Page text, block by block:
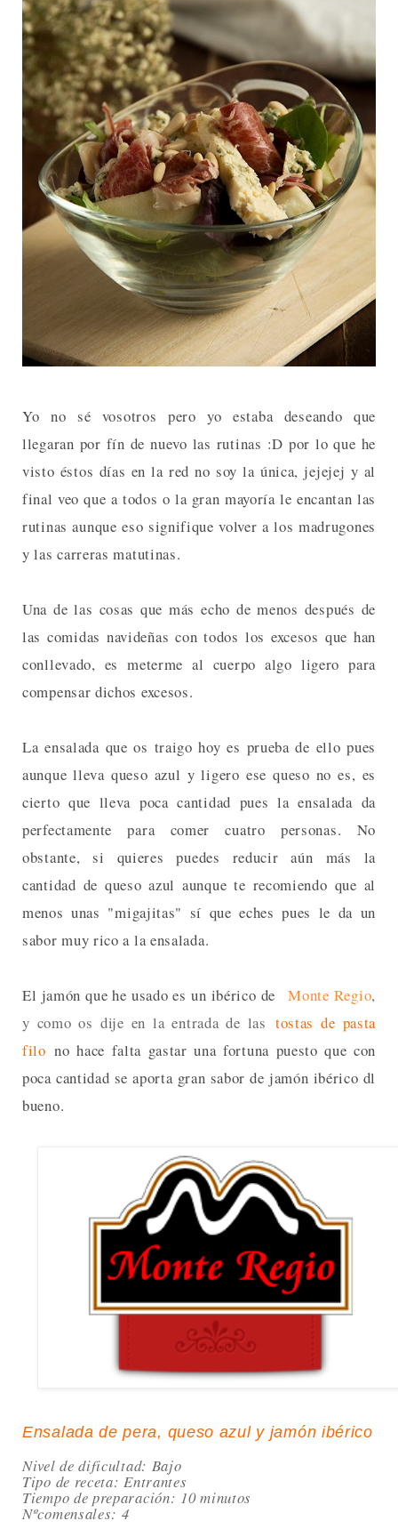
Yo no sé vosotros pero yo estaba deseando que
llegaran por fín de nuevo las rutinas :D por lo que he
visto éstos días en la red no soy la única, jejejej y al
final veo que a todos o la gran mayoría le encantan las
rutinas aunque eso signifique volver a los madrugones
y las carreras matutinas.
Una de las cosas que más echo de menos después de
las comidas navideñas con todos los excesos que han
conllevado, es meterme al cuerpo algo ligero para
compensar dichos excesos.
La ensalada que os traigo hoy es prueba de ello pues
aunque lleva queso azul y ligero ese queso no es, es
cierto que lleva poca cantidad pues la ensalada da
perfectamente para comer cuatro personas. No
obstante, si quieres puedes reducir aún más la
cantidad de queso azul aunque te recomiendo que al
menos unas "migajitas" sí que eches pues le da un
sabor muy rico a la ensalada.
El jamón que he usado es un ibérico de Monte Regio,
y como os dije en la entrada de las tostas de pasta
filo no hace falta gastar una fortuna puesto que con
poca cantidad se aporta gran sabor de jamón ibérico dl
bueno.
Ensalada de pera, queso azul y jamón ibérico
Nivel de dificultad: Bajo
Tipo de receta: Entrantes
Tiempo de preparación: 10 minutos
Nºcomensales: 4